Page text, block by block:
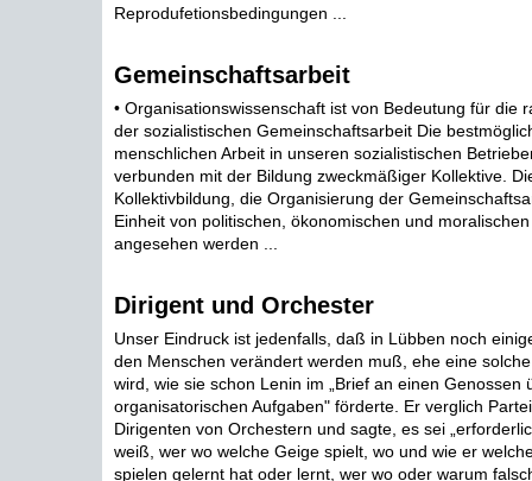
Reprodufetionsbedingungen ...
Gemeinschaftsarbeit
• Organisationswissenschaft ist von Bedeutung für die
der sozialistischen Gemeinschaftsarbeit Die
menschlichen Arbeit in unseren sozialistischen
verbunden mit der Bildung zweckmäßiger Kollektive.
Kollektivbildung, die Organisierung der
Einheit von politischen, ökonomischen und
angesehen werden ...
Dirigent und Orchester
Unser Eindruck ist jedenfalls, daß in Lübben noch
den Menschen verändert werden muß, ehe eine
wird, wie sie schon Lenin im „Brief an einen Genossen
organisatorischen Aufgaben" förderte. Er verglich
Dirigenten von Orchestern und sagte, es sei
weiß, wer wo welche Geige spielt, wo und wie er
spielen gelernt hat oder lernt, wer wo oder warum